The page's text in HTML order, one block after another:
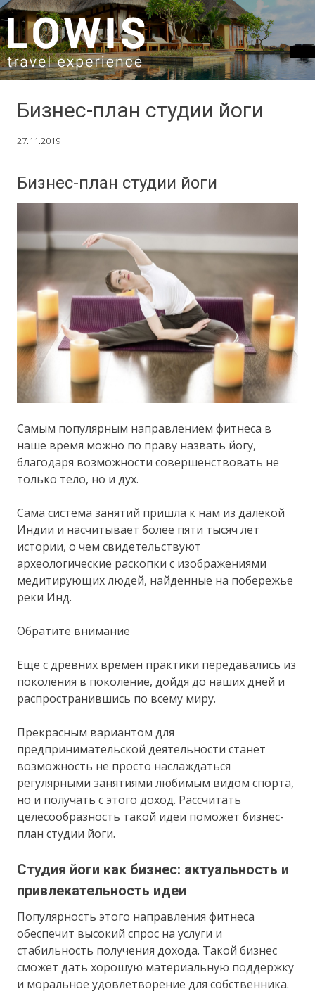
SKIP TO CONTENT
Бизнес-план студии йоги
27.11.2019
Бизнес-план студии йоги
Самым популярным направлением фитнеса в
наше время можно по праву назвать йогу,
благодаря возможности совершенствовать не
только тело, но и дух.
Сама система занятий пришла к нам из далекой
Индии и насчитывает более пяти тысяч лет
истории, о чем свидетельствуют
археологические раскопки с изображениями
медитирующих людей, найденные на побережье
реки Инд.
Обратите внимание
Еще с древних времен практики передавались из
поколения в поколение, дойдя до наших дней и
распространившись по всему миру.
Прекрасным вариантом для
предпринимательской деятельности станет
возможность не просто наслаждаться
регулярными занятиями любимым видом спорта,
но и получать с этого доход. Рассчитать
целесообразность такой идеи поможет бизнес-
план студии йоги.
Студия йоги как бизнес: актуальность и
привлекательность идеи
Популярность этого направления фитнеса
обеспечит высокий спрос на услуги и
стабильность получения дохода. Такой бизнес
сможет дать хорошую материальную поддержку
и моральное удовлетворение для собственника.